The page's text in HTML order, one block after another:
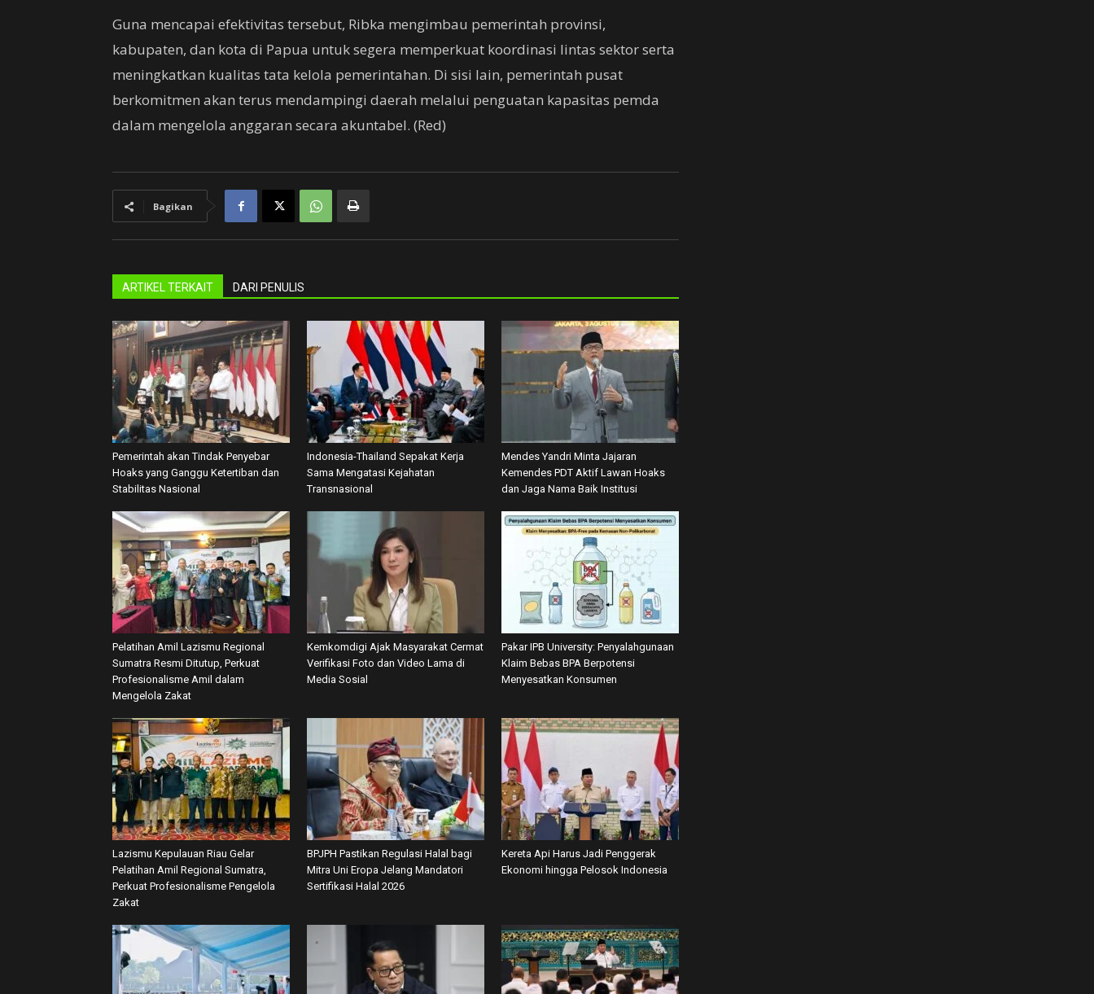
Guna mencapai efektivitas tersebut, Ribka mengimbau pemerintah provinsi,
kabupaten, dan kota di Papua untuk segera memperkuat koordinasi lintas sektor serta
meningkatkan kualitas tata kelola pemerintahan. Di sisi lain, pemerintah pusat
berkomitmen akan terus mendampingi daerah melalui penguatan kapasitas pemda
dalam mengelola anggaran secara akuntabel. (Red)
Bagikan
ARTIKEL TERKAIT DARI PENULIS
Pemerintah akan Tindak Penyebar
Hoaks yang Ganggu Ketertiban dan
Stabilitas Nasional
Indonesia-Thailand Sepakat Kerja
Sama Mengatasi Kejahatan
Transnasional
Mendes Yandri Minta Jajaran
Kemendes PDT Aktif Lawan Hoaks
dan Jaga Nama Baik Institusi
Pelatihan Amil Lazismu Regional
Sumatra Resmi Ditutup, Perkuat
Profesionalisme Amil dalam
Mengelola Zakat
Kemkomdigi Ajak Masyarakat Cermat
Verifikasi Foto dan Video Lama di
Media Sosial
Pakar IPB University: Penyalahgunaan
Klaim Bebas BPA Berpotensi
Menyesatkan Konsumen
Lazismu Kepulauan Riau Gelar
Pelatihan Amil Regional Sumatra,
Perkuat Profesionalisme Pengelola
Zakat
BPJPH Pastikan Regulasi Halal bagi
Mitra Uni Eropa Jelang Mandatori
Sertifikasi Halal 2026
Kereta Api Harus Jadi Penggerak
Ekonomi hingga Pelosok Indonesia